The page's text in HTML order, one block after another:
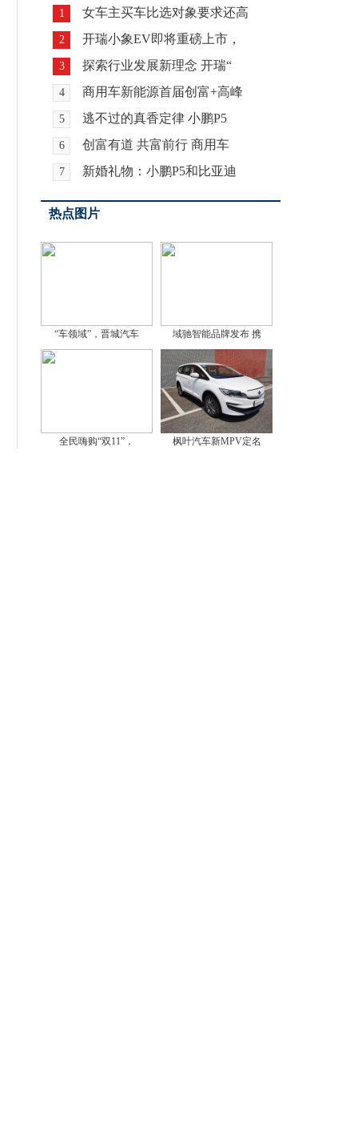
1 女车主买车比选对象要求还高
2 开瑞小象EV即将重磅上市，
3 探索行业发展新理念 开瑞“
4 商用车新能源首届创富+高峰
5 逃不过的真香定律 小鹏P5
6 创富有道 共富前行 商用车
7 新婚礼物：小鹏P5和比亚迪
热点图片
“车领域”，晋城汽车 域驰智能品牌发布 携
全民嗨购“双11”， 枫叶汽车新MPV定名